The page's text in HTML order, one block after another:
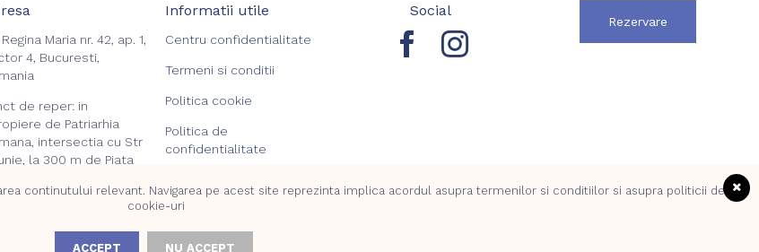
Maria nr. 42, ap. 1,
4, Bucuresti,
de reper: in
de Patriarhia
intersectia cu Str
la 300 m de Piata
Informatii utile
Centru confidentialitate
Termeni si conditii
Politica cookie
Politica de
confidentialitate
Login
Social
Rezervare
continutului relevant. Navigarea pe acest site reprezinta implica acordul asupra termenilor si conditiilor si asupra politicii de
cookie-uri
ACCEPT NU ACCEPT